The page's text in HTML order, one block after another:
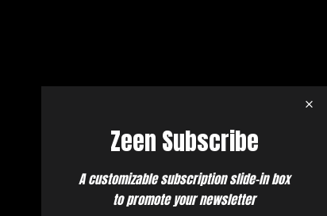
Zeen Subscribe
A customizable subscription slide-in box
to promote your newsletter